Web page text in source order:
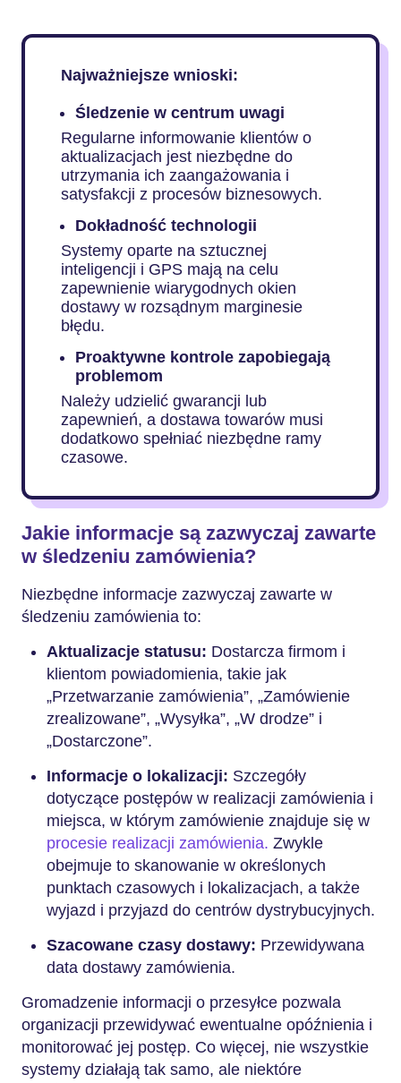
Najważniejsze wnioski:
Śledzenie w centrum uwagi
Regularne informowanie klientów o
aktualizacjach jest niezbędne do
utrzymania ich zaangażowania i
satysfakcji z procesów biznesowych.
Dokładność technologii
Systemy oparte na sztucznej
inteligencji i GPS mają na celu
zapewnienie wiarygodnych okien
dostawy w rozsądnym marginesie
błędu.
Proaktywne kontrole zapobiegają
problemom
Należy udzielić gwarancji lub
zapewnień, a dostawa towarów musi
dodatkowo spełniać niezbędne ramy
czasowe.
Jakie informacje są zazwyczaj zawarte
w śledzeniu zamówienia?
Niezbędne informacje zazwyczaj zawarte w
śledzeniu zamówienia to:
Aktualizacje statusu: Dostarcza firmom i
klientom powiadomienia, takie jak
„Przetwarzanie zamówienia”, „Zamówienie
zrealizowane”, „Wysyłka”, „W drodze” i
„Dostarczone”.
Informacje o lokalizacji: Szczegóły
dotyczące postępów w realizacji zamówienia i
miejsca, w którym zamówienie znajduje się w
procesie realizacji zamówienia. Zwykle
obejmuje to skanowanie w określonych
punktach czasowych i lokalizacjach, a także
wyjazd i przyjazd do centrów dystrybucyjnych.
Szacowane czasy dostawy: Przewidywana
data dostawy zamówienia.
Gromadzenie informacji o przesyłce pozwala
organizacji przewidywać ewentualne opóźnienia i
monitorować jej postęp. Co więcej, nie wszystkie
systemy działają tak samo, ale niektóre